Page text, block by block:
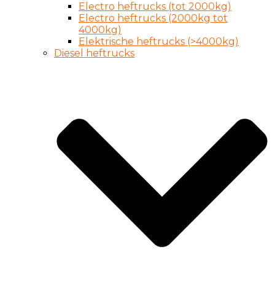
Electro heftrucks (tot 2000kg)
Electro heftrucks (2000kg tot
4000kg)
Elektrische heftrucks (>4000kg)
Diesel heftrucks